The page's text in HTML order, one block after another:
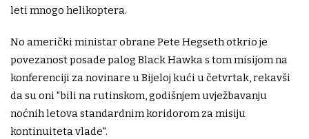
leti mnogo helikoptera.
No američki ministar obrane Pete Hegseth otkrio je
povezanost posade palog Black Hawka s tom misijom na
konferenciji za novinare u Bijeloj kući u četvrtak, rekavši
da su oni "bili na rutinskom, godišnjem uvježbavanju
noćnih letova standardnim koridorom za misiju
kontinuiteta vlade".